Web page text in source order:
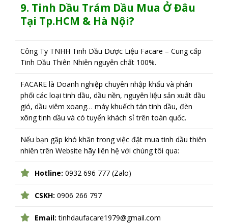
9. Tinh Dầu Trám Dầu Mua ỞĐâu
Tại Tp.HCM & Hà Nội?
Công Ty TNHH Tinh Dầu Dược Liệu Facare – Cung cấp
Tinh Dầu Thiên Nhiên nguyên chất 100%.
FACARE là Doanh nghiệp chuyên nhập khẩu và phân
phối các loại tinh dầu, dầu nền, nguyên liệu sản xuất dầu
gió, dầu viêm xoang… máy khuếch tán tinh dầu, đèn
xông tinh dầu và có tuyển khách sỉ trên toàn quốc.
Nếu bạn gặp khó khăn trong việc đặt mua tinh dầu thiên
nhiên trên Website hãy liên hệ với chúng tôi qua:
Hotline: 0932 696 777 (Zalo)
CSKH: 0906 266 797
Email: tinhdaufacare1979@gmail.com